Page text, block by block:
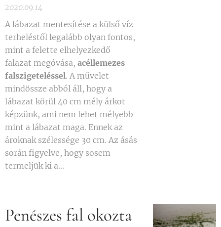
2020.09.14
A lábazat mentesítése a külső víz
terheléstől legalább olyan fontos,
mint a felette elhelyezkedő
falazat megóvása, acéllemezes
falszigeteléssel. A művelet
mindössze abból áll, hogy a
lábazat körül 40 cm mély árkot
képzünk, ami nem lehet mélyebb
mint a lábazat maga. Ennek az
ároknak szélessége 30 cm. Az ásás
során figyelve, hogy sosem
termeljük ki a...
Penészes fal okozta